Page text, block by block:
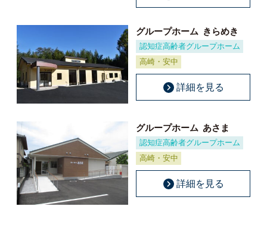
グループホーム きらめき
認知症高齢者グループホーム
高崎・安中
詳細を見る
グループホーム あさま
認知症高齢者グループホーム
高崎・安中
詳細を見る